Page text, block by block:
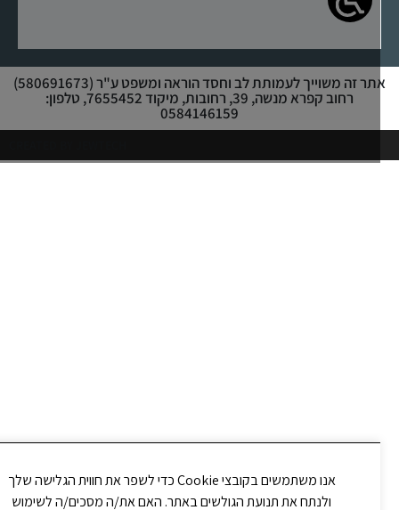
אתר זה משוייך לעמותת לב וחסד הוראה ומשפט ע"ר (580691673)
רחוב קפרא מנשה, 39, רחובות, מיקוד 7655452, טלפון:
0584146159
אנו משתמשים בקובצי Cookie כדי לשפר את חווית הגלישה שלך
ולנתח את תנועת הגולשים באתר. האם את/ה מסכים/ה לשימוש